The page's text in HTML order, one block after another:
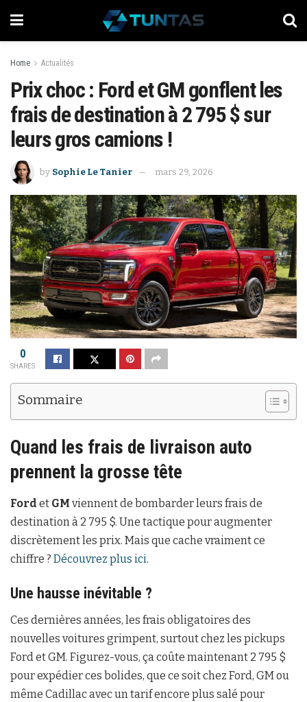
Home Actualités
Prix choc : Ford et GM gonflent les
frais de destination à 2 795 $ sur
leurs gros camions !
by Sophie Le Tanier mars 29, 2026
0
SHARES
Sommaire
Quand les frais de livraison auto
prennent la grosse tête
Ford et GM viennent de bombarder leurs frais de
destination à 2 795 $. Une tactique pour augmenter
discrètement les prix. Mais que cache vraiment ce
chiffre ? Découvrez plus ici.
Une hausse inévitable ?
Ces dernières années, les frais obligatoires des
nouvelles voitures grimpent, surtout chez les pickups
Ford et GM. Figurez-vous, ça coûte maintenant 2 795 $
pour expédier ces bolides, que ce soit chez Ford, GM ou
même Cadillac avec un tarif encore plus salé pour